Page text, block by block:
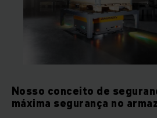
Nosso conceito de
máxima segurança no